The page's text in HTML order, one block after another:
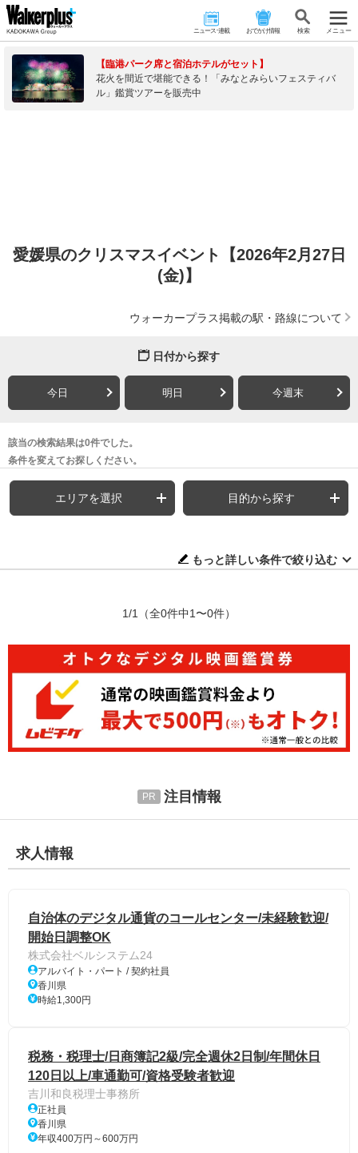
ニュース･連載 おでかけ情報 検 索 メニュー
【臨港パーク席と宿泊ホテルがセット】
花火を間近で堪能できる！「みなとみらいフェスティバ
ル」鑑賞ツアーを販売中
愛媛県のクリスマスイベント【2026年2月27日
(金)】
ウォーカープラス掲載の駅・路線について
日付から探す
今日 明日 今週末
該当の検索結果は0件でした。
条件を変えてお探しください。
エリアを選択 目的から探す
もっと詳しい条件で絞り込む
1/1 （全0件中1〜0件）
注目情報
求人情報
自治体のデジタル通貨のコールセンター/未経験歓迎/
開始日調整OK
株式会社ベルシステム24
アルバイト・パート / 契約社員
香川県
時給1,300円
税務・税理士/日商簿記2級/完全週休2日制/年間休日
120日以上/車通勤可/資格受験者歓迎
吉川和良税理士事務所
正社員
香川県
年収400万円～600万円